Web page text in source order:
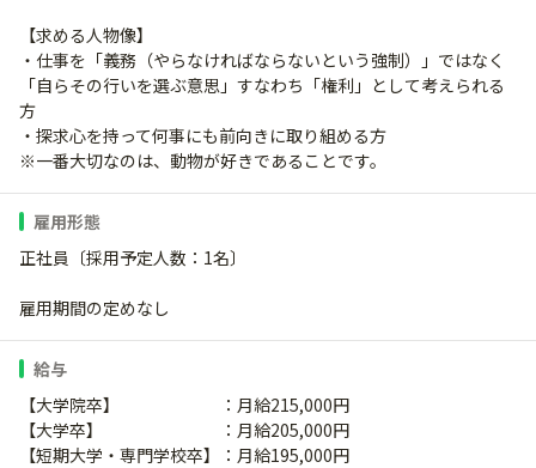
【求める人物像】
・仕事を「義務（やらなければならないという強制）」ではなく
「自らその行いを選ぶ意思」すなわち「権利」として考えられる
方
・探求心を持って何事にも前向きに取り組める方
※一番大切なのは、動物が好きであることです。
雇用形態
正社員〔採用予定人数：1名〕
雇用期間の定めなし
給与
【大学院卒】 ：月給215,000円
【大学卒】 ：月給205,000円
【短期大学・専門学校卒】：月給195,000円